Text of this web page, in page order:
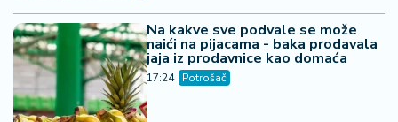
Na kakve sve podvale se može
naići na pijacama - baka prodavala
jaja iz prodavnice kao domaća
17:24 Potrošač